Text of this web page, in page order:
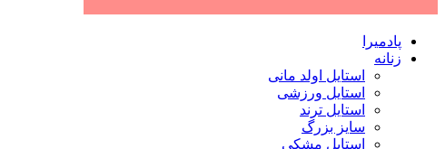
پادمیرا
زنانه
استایل اولد مانی
استایل ورزشی
استایل ترند
سایز بزرگ
استایل مشکی